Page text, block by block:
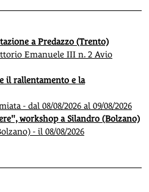
a Predazzo (Trento)
Emanuele III n. 2 Avio
il rallentamento e la
- dal 08/08/2026 al 09/08/2026
workshop a Silandro (Bolzano)
- il 08/08/2026